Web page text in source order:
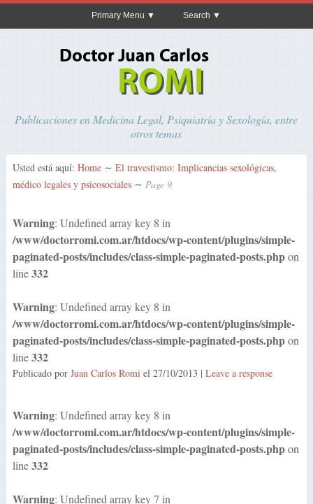
Primary Menu Search
Publicaciones en Medicina Legal, Psiquiatría y Sexología, entre
otros temas
Usted está aquí: Home ∼ El travestismo: Implicancias sexológicas,
médico legales y psicosociales ∼ Page 9
Warning: Undefined array key 8 in
/www/doctorromi.com.ar/htdocs/wp-content/plugins/simple-
paginated-posts/includes/class-simple-paginated-posts.phpon
line332
Warning: Undefined array key 8 in
/www/doctorromi.com.ar/htdocs/wp-content/plugins/simple-
paginated-posts/includes/class-simple-paginated-posts.phpon
line332
Publicado por Juan Carlos Romiel 27/10/2013 | Leave a response
Warning: Undefined array key 8 in
/www/doctorromi.com.ar/htdocs/wp-content/plugins/simple-
paginated-posts/includes/class-simple-paginated-posts.phpon
line332
Warning: Undefined array key 7 in